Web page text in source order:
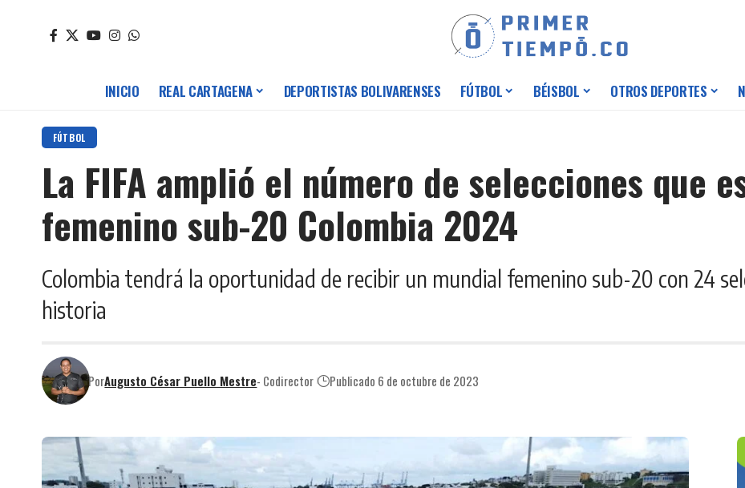
INICIO REAL CARTAGENA DEPORTISTAS BOLIVARENSES FÚTBOL BÉISBOL OTROS DEPORTES
FÚTBOL
La FIFA amplió el número de selecciones que
femenino sub-20 Colombia 2024
Colombia tendrá la oportunidad de recibir un mundial femenino sub-20 con 24
historia
PorAugusto César Puello Mestre- Codirector Publicado 6 de octubre de 2023